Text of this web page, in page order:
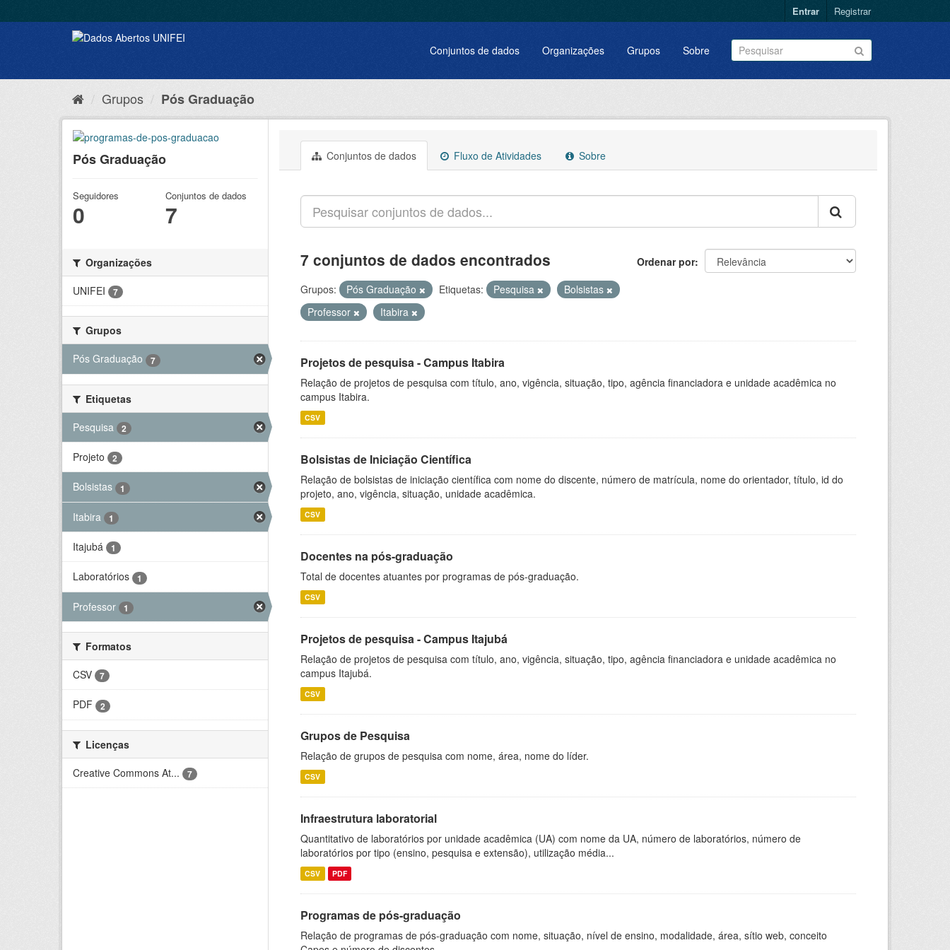
Entrar Registrar
Conjuntos de dados Organizações Grupos Sobre
Grupos Pós Graduação
Pós Graduação
Seguidores
0
Conjuntos de dados
7
Organizações
UNIFEI
7
Grupos
Pós Graduação
7
Etiquetas
Pesquisa
2
Projeto 2
Bolsistas 1
Itabira 1
Itajubá 1
Laboratórios 1
Professor 1
Formatos
CSV
7
PDF 2
Licenças
Creative Commons At...
7
Conjuntos de dados Fluxo de Atividades Sobre
Ordenar por
7 conjuntos de dados encontrados
Grupos: Pós Graduação Etiquetas: Pesquisa
Bolsistas
Professor
Itabira
Projetos de pesquisa - Campus Itabira
Relação de projetos de pesquisa com título, ano, vigência, situação, tipo, agência financiadora e unidade acadêmica no
campus Itabira.
CSV
Bolsistas de Iniciação Científica
Relação de bolsistas de iniciação científica com nome do discente, número de matrícula, nome do orientador, título, id do
projeto, ano, vigência, situação, unidade acadêmica.
CSV
Docentes na pós-graduação
Total de docentes atuantes por programas de pós-graduação.
CSV
Projetos de pesquisa - Campus Itajubá
Relação de projetos de pesquisa com título, ano, vigência, situação, tipo, agência financiadora e unidade acadêmica no
campus Itajubá.
CSV
Grupos de Pesquisa
Relação de grupos de pesquisa com nome, área, nome do líder.
CSV
Infraestrutura laboratorial
Quantitativo de laboratórios por unidade acadêmica (UA) com nome da UA, número de laboratórios, número de
laboratórios por tipo (ensino, pesquisa e extensão), utilização média...
CSV PDF
Programas de pós-graduação
Relação de programas de pós-graduação com nome, situação, nível de ensino, modalidade, área, sítio web, conceito